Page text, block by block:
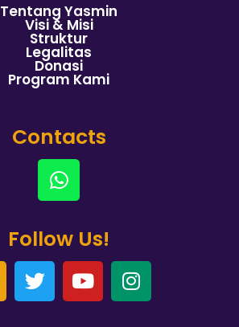
Tentang Yasmin
Visi & Misi
Struktur
Legalitas
Donasi
Program Kami
Contacts
Follow Us!